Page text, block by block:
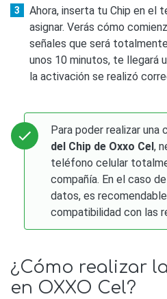
Ahora, inserta tu Chip en el
asignar. Verás cómo
señales que será
unos 10 minutos, te llegará
la activación se realizó
Para poder realizar una
del Chip de Oxxo Cel,
teléfono celular
compañía. En el caso
datos, es
compatibilidad con las
¿Cómo realizar
en OXXO Cel?